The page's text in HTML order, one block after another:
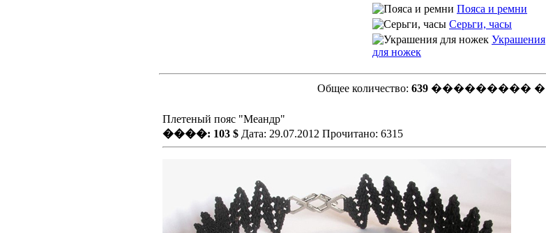
Пояса и ремни
Серьги, часы
Украшения
для ножек
Общее количество: 639��������� �
Плетеный пояс "Меандр"
����: 103 $ Дата: 29.07.2012 Прочитано: 6315